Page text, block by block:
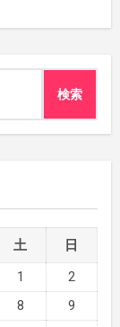
土
日
1
2
8
9